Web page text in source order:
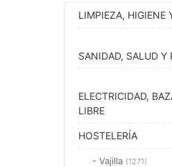
LIMPIEZA, HIGIENE
SANIDAD, SALUD Y
ELECTRICIDAD,
LIBRE
HOSTELERÍA
- Vajilla (1271)